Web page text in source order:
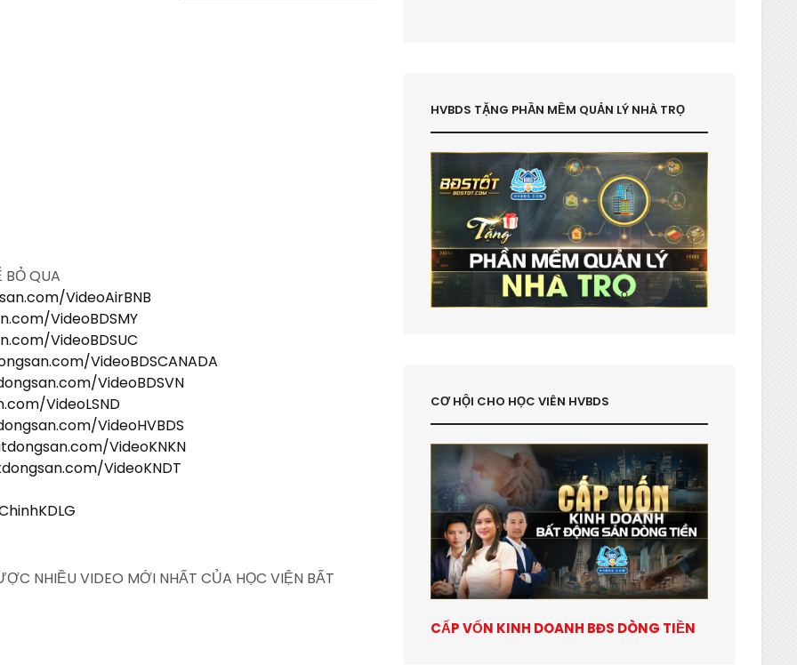
QUA
VideoAirBNB
VideoBDSMY
VideoBDSUC
VideoBDSCANADA
VideoBDSVN
VideoLSND
VideoHVBDS
VideoKNKN
VideoKNDT
NHIỀU VIDEO MỚI NHẤT CỦA HỌC VIỆN BẤT
HVBDS TẶNG PHẦN MỀM QUẢN LÝ NHÀ TRỌ
CƠ HỘI CHO HỌC VIÊN HVBDS
CẤP VỐN KINH DOANH BĐS DÒNG TIỀN